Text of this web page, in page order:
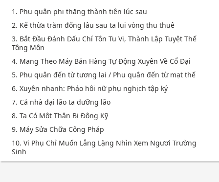
1. Phu quân phi thăng thành tiên lúc sau
2. Kế thừa trăm đống lâu sau ta lui vòng thu thuê
3. Bắt Đầu Đánh Dấu Chí Tôn Tu Vi, Thành Lập Tuyệt Thế
Tông Môn
4. Mang Theo Máy Bán Hàng Tự Động Xuyên Về Cổ Đại
5. Phu quân đến từ tương lai / Phu quân đến từ mạt thế
6. Xuyên nhanh: Pháo hôi nữ phụ nghịch tập ký
7. Cả nhà đại lão ta dưỡng lão
8. Ta Có Một Thân Bị Động Kỹ
9. Máy Sửa Chữa Công Pháp
10. Vi Phụ Chỉ Muốn Lẳng Lặng Nhìn Xem Ngươi Trường
Sinh